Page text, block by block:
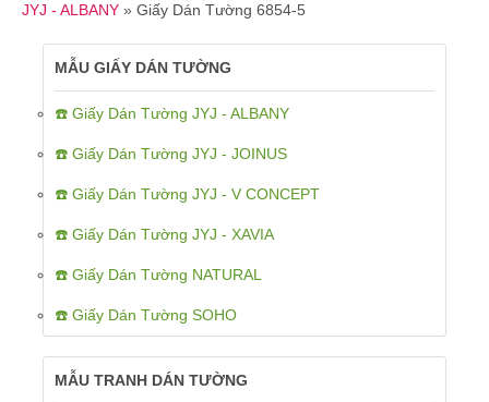
JYJ - ALBANY » Giấy Dán Tường 6854-5
MẪU GIẤY DÁN TƯỜNG
☎️ Giấy Dán Tường JYJ - ALBANY
☎️ Giấy Dán Tường JYJ - JOINUS
☎️ Giấy Dán Tường JYJ - V CONCEPT
☎️ Giấy Dán Tường JYJ - XAVIA
☎️ Giấy Dán Tường NATURAL
☎️ Giấy Dán Tường SOHO
MẪU TRANH DÁN TƯỜNG